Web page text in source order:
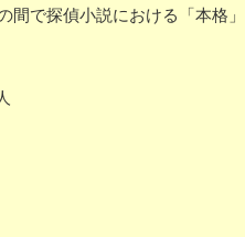
間で探偵小説における「本格